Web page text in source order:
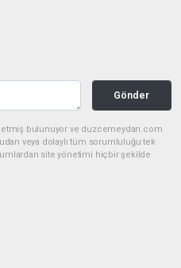
Gönder
etmiş bulunuyor ve duzcemeydan.com
veya dolaylı tüm sorumluluğu tek
site yönetimi hiçbir şekilde